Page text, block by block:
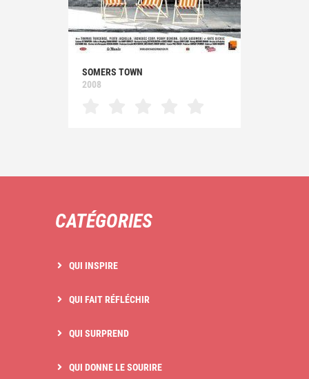
SOMERS TOWN
2008
CATÉGORIES
QUI INSPIRE
QUI FAIT RÉFLÉCHIR
QUI SURPREND
QUI DONNE LE SOURIRE